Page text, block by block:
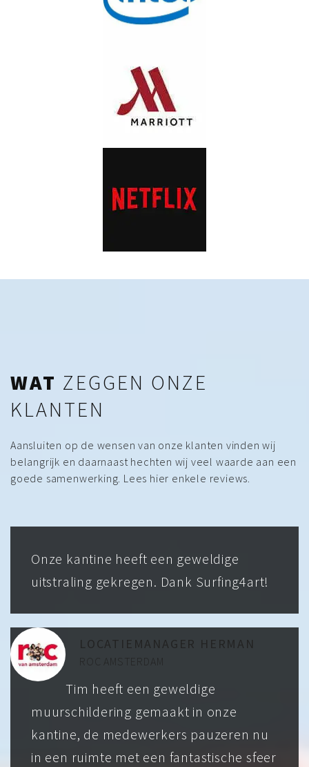
WAT ZEGGEN ONZE
KLANTEN
Aansluiten op de wensen van onze klanten vinden wij
belangrijk en daarnaast hechten wij veel waarde aan een
goede samenwerking. Lees hier enkele reviews.
Onze kantine heeft een geweldige
uitstraling gekregen. Dank Surfing4art!
LOCATIEMANAGER HERMAN
ROC AMSTERDAM
Tim heeft een geweldige
muurschildering gemaakt in onze
kantine, de medewerkers pauzeren nu
in een ruimte met een fantastische sfeer